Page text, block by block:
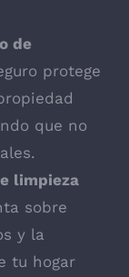
de
protege
que no
limpieza
sobre
y la
tu hogar